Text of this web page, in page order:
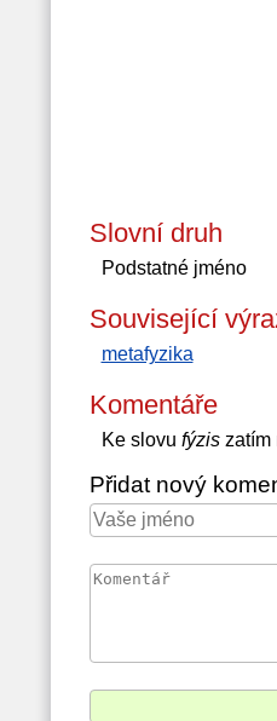
Slovní druh
Podstatné jméno
Související
metafyzika
Komentáře
Ke slovu fýziszatím
Přidat nový